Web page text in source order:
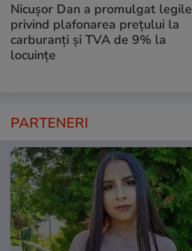
Nicușor Dan a promulgat legile
privind plafonarea prețului la
carburanți și TVA de 9% la
locuințe
PARTENERI